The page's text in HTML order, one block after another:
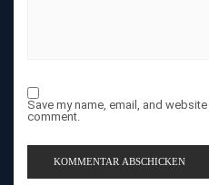
Save my name, email, and
comment.